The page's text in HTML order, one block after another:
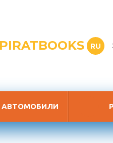
PIRATBOOKS RU
АВТОМОБИЛИ